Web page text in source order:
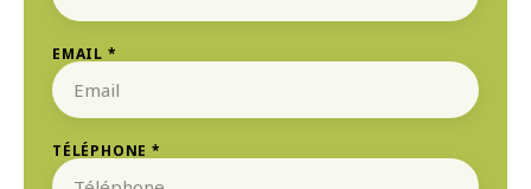
EMAIL *
TÉLÉPHONE *